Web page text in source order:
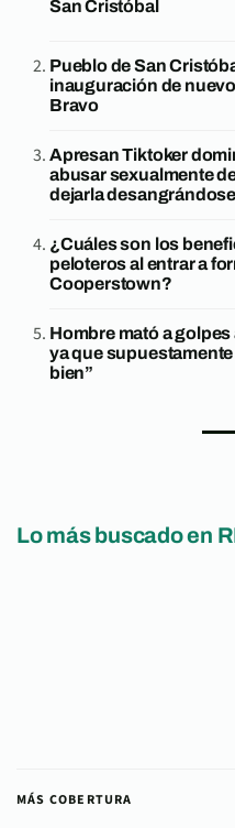
San Cristóbal
Pueblo de San
inauguración de
Bravo
Apresan Tiktoker
abusar sexualmente
dejarla desangrándose
¿Cuáles son los
peloteros al entrar a
Cooperstown?
Hombre mató a
ya que supuestamente
bien”
Lo más buscado en
MÁS COBERTURA